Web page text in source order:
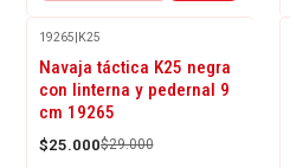
-14%
OFF
19265|K25
Navaja táctica K25 negra
con linterna y pedernal 9
cm 19265
$25.000$29.000